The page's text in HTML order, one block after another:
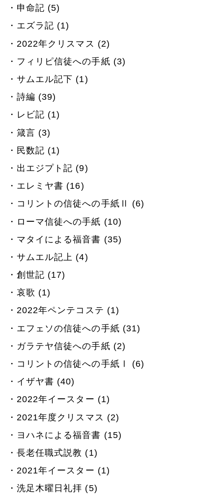
申命記 (5)
エズラ記 (1)
2022年クリスマス (2)
フィリピ信徒への手紙 (3)
サムエル記下 (1)
詩編 (39)
レビ記 (1)
箴言 (3)
民数記 (1)
出エジプト記 (9)
エレミヤ書 (16)
コリントの信徒への手紙Ⅱ (6)
ローマ信徒への手紙 (10)
マタイによる福音書 (35)
サムエル記上 (4)
創世記 (17)
哀歌 (1)
2022年ペンテコステ (1)
エフェソの信徒への手紙 (31)
ガラテヤ信徒への手紙 (2)
コリントの信徒への手紙Ⅰ (6)
イザヤ書 (40)
2022年イースター (1)
2021年度クリスマス (2)
ヨハネによる福音書 (15)
長老任職式説教 (1)
2021年イースター (1)
洗足木曜日礼拝 (5)